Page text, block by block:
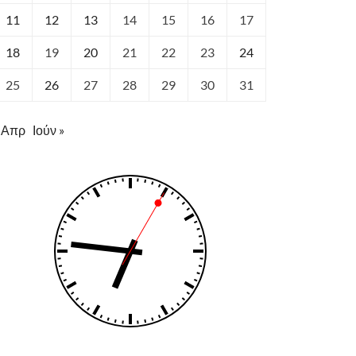
11 12 13 14 15 16 17
18 19 20 21 22 23 24
25 26 27 28 29 30 31
Απρ Ιούν »